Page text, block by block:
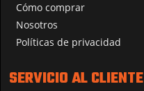
Cómo comprar
Nosotros
Políticas de privacidad
SERVICIO AL CLIENTE